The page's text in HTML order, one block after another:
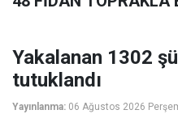
Yakalanan 1302
tutuklandı
Yayınlanma: 06 Ağustos 2026